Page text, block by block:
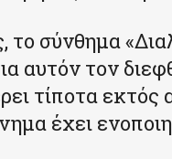
το σύνθημα
αυτόν τον
τίποτα
έχει